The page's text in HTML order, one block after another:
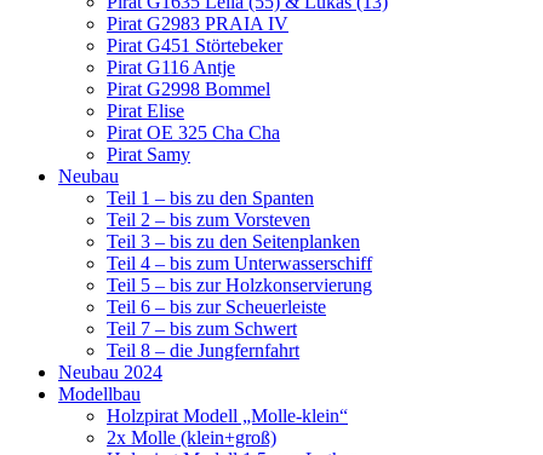
Pirat G2983 PRAIA IV
Pirat G451 Störtebeker
Pirat G116 Antje
Pirat G2998 Bommel
Pirat Elise
Pirat OE 325 Cha Cha
Pirat Samy
Neubau
Teil 1 – bis zu den Spanten
Teil 2 – bis zum Vorsteven
Teil 3 – bis zu den Seitenplanken
Teil 4 – bis zum Unterwasserschiff
Teil 5 – bis zur Holzkonservierung
Teil 6 – bis zur Scheuerleiste
Teil 7 – bis zum Schwert
Teil 8 – die Jungfernfahrt
Neubau 2024
Modellbau
Holzpirat Modell „Molle-klein“
2x Molle (klein+groß)